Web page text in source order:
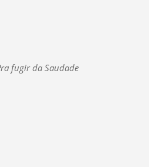
fugir da Saudade